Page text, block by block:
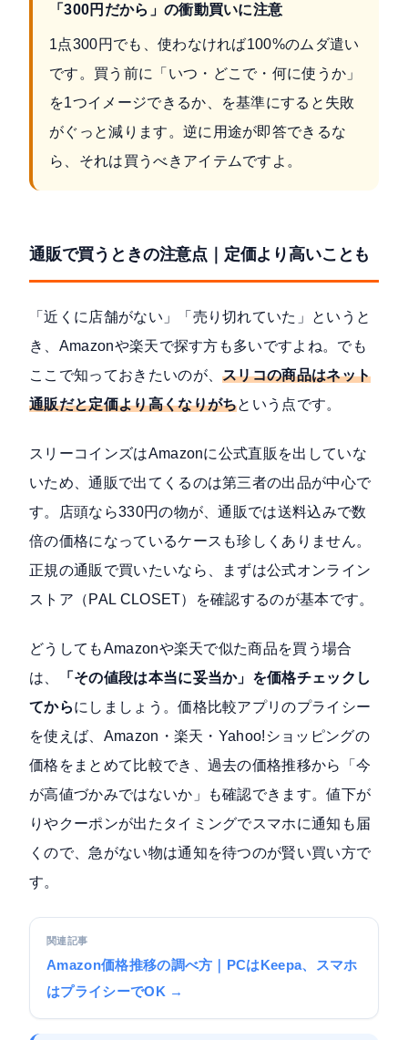
「300円だから」の衝動買いに注意
1点300円でも、使わなければ100%のムダ遣い
です。買う前に「いつ・どこで・何に使うか」
を1つイメージできるか、を基準にすると失敗
がぐっと減ります。逆に用途が即答できるな
ら、それは買うべきアイテムですよ。
通販で買うときの注意点｜定価より高いことも
「近くに店舗がない」「売り切れていた」というと
き、Amazonや楽天で探す方も多いですよね。でも
ここで知っておきたいのが、スリコの商品はネット
通販だと定価より高くなりがちという点です。
スリーコインズはAmazonに公式直販を出していな
いため、通販で出てくるのは第三者の出品が中心で
す。店頭なら330円の物が、通販では送料込みで数
倍の価格になっているケースも珍しくありません。
正規の通販で買いたいなら、まずは公式オンライン
ストア（PAL CLOSET）
を確認するのが基本です。
どうしてもAmazonや楽天で似た商品を買う場合
は、
「その値段は本当に妥当か」を価格チェックし
てからにしましょう。価格比較アプリのプライシー
を使えば、Amazon・楽天・Yahoo!ショッピングの
価格をまとめて比較でき、過去の価格推移から「今
が高値づかみではないか」も確認できます。値下が
りやクーポンが出たタイミングでスマホに通知も届
くので、急がない物は通知を待つのが賢い買い方で
す。
関連記事
Amazon価格推移の調べ方｜PCはKeepa、スマホ
はプライシーでOK →